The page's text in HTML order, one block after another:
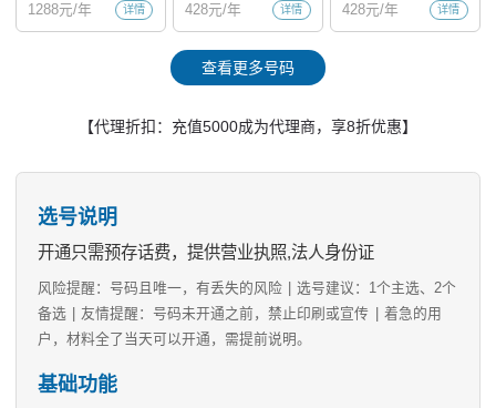
详情
1288元/年 详情
428元/年 详情
428元/年
查看更多号码
【代理折扣：充值5000成为代理商，享8折优惠】
选号说明
开通只需预存话费，提供营业执照,法人身份证
风险提醒：号码且唯一，有丢失的风险
选号建议：1个主选、2个
备选
友情提醒：号码未开通之前，禁止印刷或宣传
着急的用
户，材料全了当天可以开通，需提前说明。
基础功能